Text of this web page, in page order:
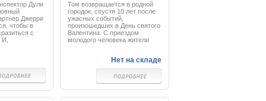
Дули
Джерри
чтобы в
с
не
с погонями
доблестный
в
как не он,
Том возвращается в родной
городок, спустя 10 лет после
ужасных событий,
произошедших в День святого
Валентина. С приездом
молодого человека жители
подозрения сразу же падают
на Тома. Вместе с девушкой
Сарой, в которую он когда-то
был влюблен, Том обязан
найти неуловимого убийцу…
Нет на складе